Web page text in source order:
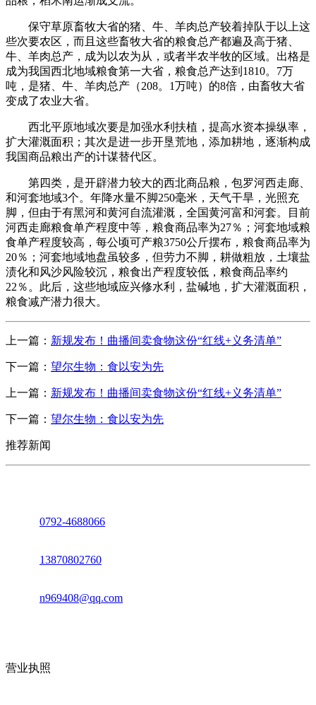
保守草原畜牧大省的猪、牛、羊肉总产较着掉队于以上这
些次要农区，而且这些畜牧大省的粮食总产都遍及高于猪、
牛、羊肉总产，成为以农为从，或者半农半牧的区域。出格是
成为我国西北地域粮食第一大省，粮食总产达到1810。7万
吨，是猪、牛、羊肉总产（208。1万吨）的8倍，由畜牧大省
变成了农业大省。
西北平原地域次要是加强水利扶植，提高水资本操纵率，
扩大灌溉面积；其次是进一步开垦荒地，添加耕地，逐渐构成
我国商品粮出产的计谋替代区。
第四类，是开辟潜力较大的西北商品粮，包罗河西走廊、
和河套地域3个。年降水量不脚250毫米，天气干旱，光照充
脚，但由于有黑河和黄河自流灌溉，全国黄河富和河套。目前
河西走廊粮食单产程度中等，粮食商品率为27％；河套地域粮
食单产程度较高，每公顷可产粮3750公斤摆布，粮食商品率为
20％；河套地域地盘虽较多，但劳力不脚，耕做粗放，土壤盐
渍化和风沙风险较沉，粮食出产程度较低，粮食商品率约
22％。此后，这些地域应兴修水利，盐碱地，扩大灌溉面积，
粮食减产潜力很大。
上一篇： 新规发布！曲播间卖食物这份“红线+义务清单”
下一篇： 望尔生物：食以安为先
上一篇： 新规发布！曲播间卖食物这份“红线+义务清单”
下一篇： 望尔生物：食以安为先
推荐新闻
0792-4688066
13870802760
n969408@qq.com
营业执照